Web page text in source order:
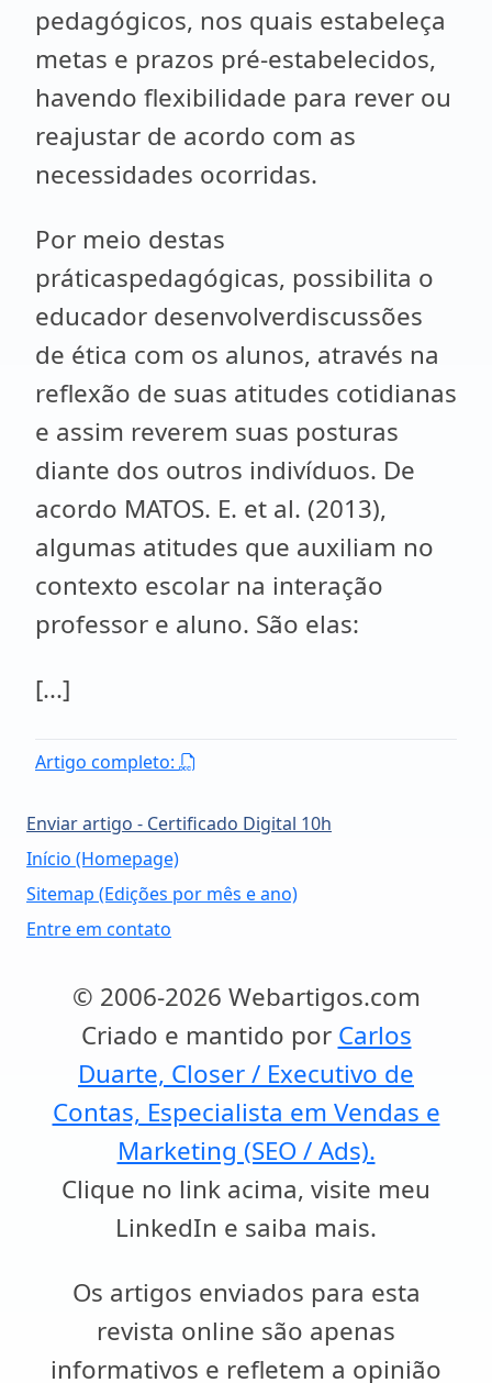
pedagógicos, nos quais estabeleça
metas e prazos pré-estabelecidos,
havendo flexibilidade para rever ou
reajustar de acordo com as
necessidades ocorridas.
Por meio destas
práticaspedagógicas, possibilita o
educador desenvolverdiscussões
de ética com os alunos, através na
reflexão de suas atitudes cotidianas
e assim reverem suas posturas
diante dos outros indivíduos. De
acordo MATOS. E. et al. (2013),
algumas atitudes que auxiliam no
contexto escolar na interação
professor e aluno. São elas:
[...]
Artigo completo:
Enviar artigo - Certificado Digital 10h
Início (Homepage)
Sitemap (Edições por mês e ano)
Entre em contato
© 2006-2026 Webartigos.com
Criado e mantido por Carlos
Duarte, Closer / Executivo de
Contas, Especialista em Vendas e
Marketing (SEO / Ads).
Clique no link acima, visite meu
LinkedIn e saiba mais.
Os artigos enviados para esta
revista online são apenas
informativos e refletem a opinião